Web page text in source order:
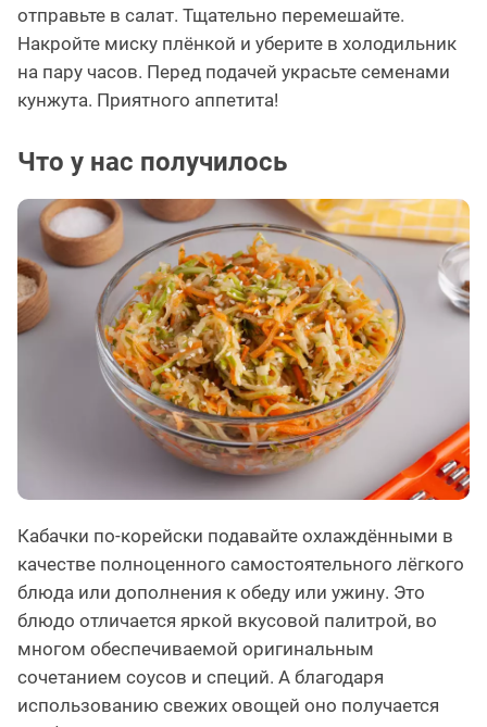
отправьте в салат. Тщательно перемешайте.
Накройте миску плёнкой и уберите в холодильник
на пару часов. Перед подачей украсьте семенами
кунжута. Приятного аппетита!
Что у нас получилось
Кабачки по-корейски подавайте охлаждёнными в
качестве полноценного самостоятельного лёгкого
блюда или дополнения к обеду или ужину. Это
блюдо отличается яркой вкусовой палитрой, во
многом обеспечиваемой оригинальным
сочетанием соусов и специй. А благодаря
использованию свежих овощей оно получается